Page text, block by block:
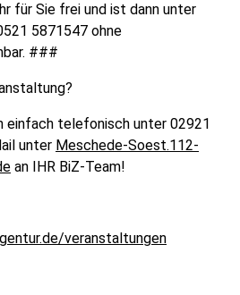
für Sie frei und ist dann unter
5871547 ohne
###
einfach telefonisch unter 02921
unter Meschede-Soest.112-
an IHR BiZ-Team!
veranstaltungen